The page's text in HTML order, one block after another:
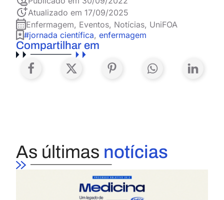
Atualizado em 17/09/2025
Enfermagem, Eventos, Notícias, UniFOA
#jornada científica, enfermagem
Compartilhar em
As últimas notícias